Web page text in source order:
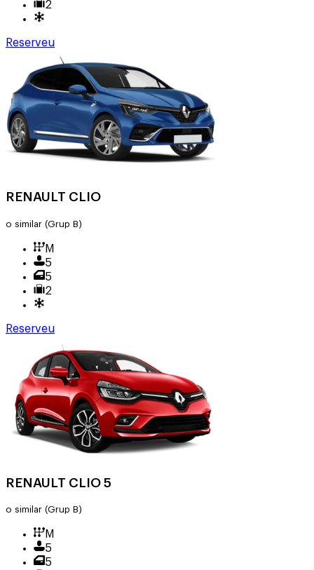
2
Reserveu
RENAULT CLIO
o similar (Grup B)
M
5
5
2
Reserveu
RENAULT CLIO 5
o similar (Grup B)
M
5
5